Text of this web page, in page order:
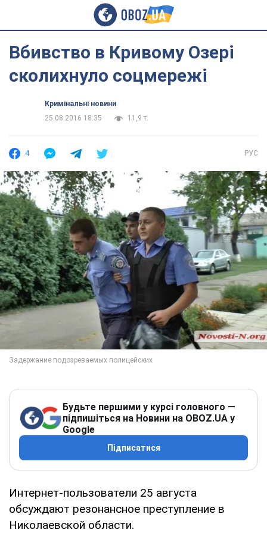
Вбивство в Кривому Озері
сколихнуло соцмережі
Кримінальні новини
25.08.2016 18:35
11,9 т.
4 РУС
Будьте першими у курсі головного —
підпишіться на Новини на OBOZ.UA у
Google
Підписатися
Интернет-пользователи 25 августа
обсуждают резонансное преступление в
Николаевской области.